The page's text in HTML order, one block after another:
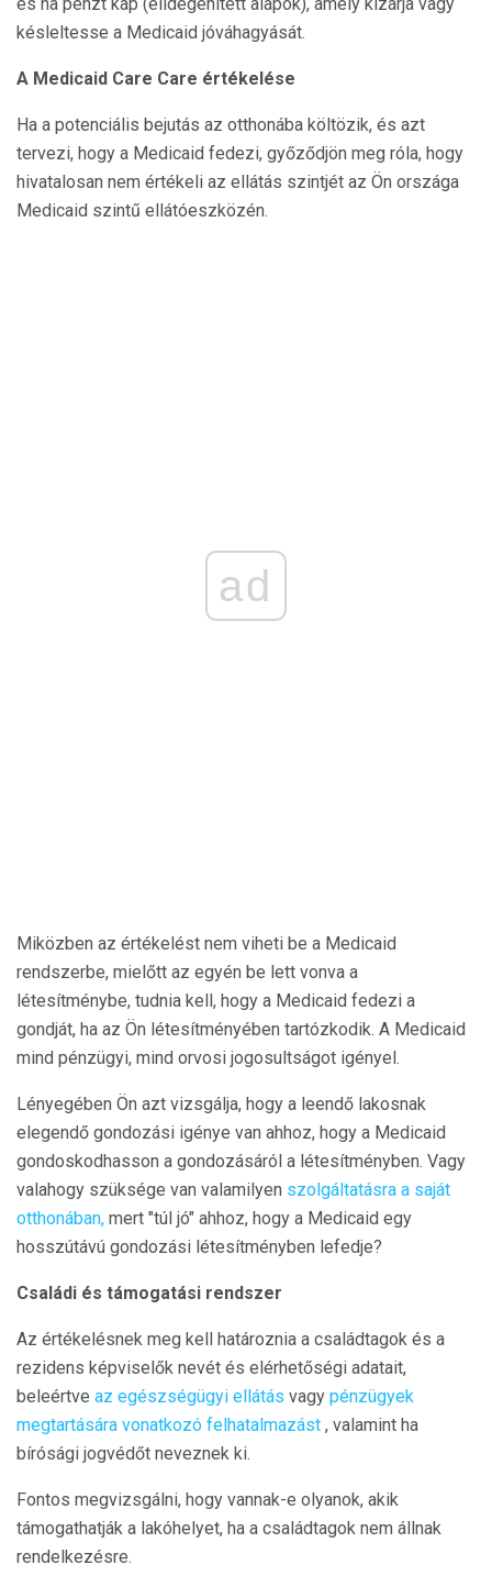
késleltesse a Medicaid jóváhagyását.
A Medicaid Care Care értékelése
Ha a potenciális bejutás az otthonába költözik, és azt
tervezi, hogy a Medicaid fedezi, győződjön meg róla, hogy
hivatalosan nem értékeli az ellátás szintjét az Ön országa
Medicaid szintű ellátóeszközén.
ad
Miközben az értékelést nem viheti be a Medicaid
rendszerbe, mielőtt az egyén be lett vonva a
létesítménybe, tudnia kell, hogy a Medicaid fedezi a
gondját, ha az Ön létesítményében tartózkodik. A Medicaid
mind pénzügyi, mind orvosi jogosultságot igényel.
Lényegében Ön azt vizsgálja, hogy a leendő lakosnak
elegendő gondozási igénye van ahhoz, hogy a Medicaid
gondoskodhasson a gondozásáról a létesítményben. Vagy
valahogy szüksége van valamilyen szolgáltatásra a saját
otthonában, mert "túl jó" ahhoz, hogy a Medicaid egy
hosszútávú gondozási létesítményben lefedje?
Családi és támogatási rendszer
Az értékelésnek meg kell határoznia a családtagok és a
rezidens képviselők nevét és elérhetőségi adatait,
beleértve az egészségügyi ellátás vagy pénzügyek
megtartására vonatkozó felhatalmazást , valamint ha
bírósági jogvédőt neveznek ki.
Fontos megvizsgálni, hogy vannak-e olyanok, akik
támogathatják a lakóhelyet, ha a családtagok nem állnak
rendelkezésre.